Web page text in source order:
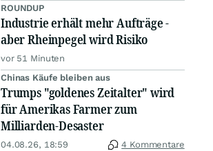
ROUNDUP
Industrie erhält mehr Aufträge -
aber Rheinpegel wird Risiko
vor 51 Minuten
Chinas Käufe bleiben aus
Trumps "goldenes Zeitalter" wird
für Amerikas Farmer zum
Milliarden-Desaster
04.08.26, 18:59 4 Kommentare